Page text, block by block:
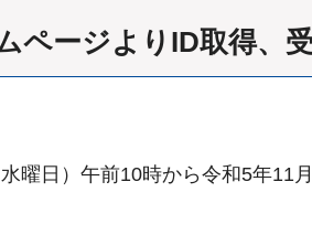
ムページよりID取得
曜日）午前10時から令和5年11